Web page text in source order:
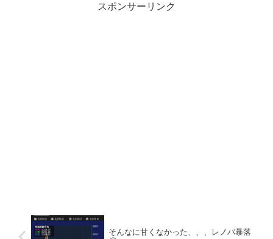
スポンサーリンク
そんなに甘くなかった、、、レノバ暴落